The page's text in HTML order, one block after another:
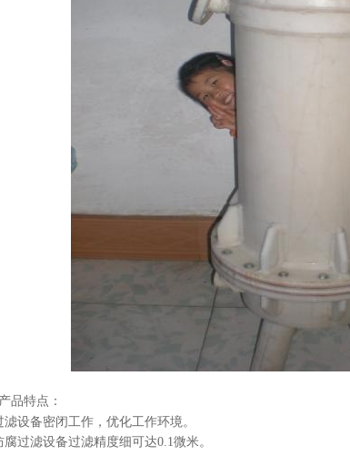
品特点：
设备密闭工作，优化工作环境。
过滤设备过滤精度细可达0.1微米。